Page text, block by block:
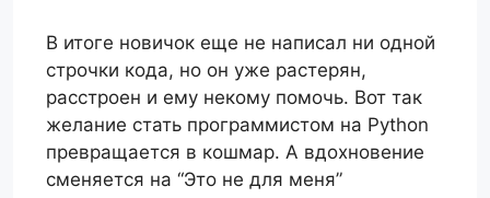
В итоге новичок еще не написал ни одной
строчки кода, но он уже растерян,
расстроен и ему некому помочь. Вот так
желание стать программистом на Python
превращается в кошмар. А вдохновение
сменяется на “Это не для меня”